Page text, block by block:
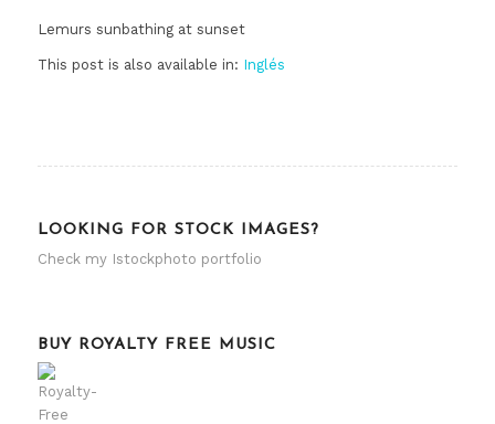
Lemurs sunbathing at sunset
This post is also available in: Inglés
LOOKING FOR STOCK IMAGES?
Check my Istockphoto portfolio
BUY ROYALTY FREE MUSIC